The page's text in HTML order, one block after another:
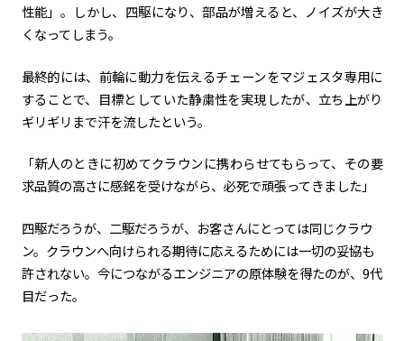
性能」。しかし、四駆になり、部品が増えると、ノイズが大き
くなってしまう。
最終的には、前輪に動力を伝えるチェーンをマジェスタ専用に
することで、目標としていた静粛性を実現したが、立ち上がり
ギリギリまで汗を流したという。
「新人のときに初めてクラウンに携わらせてもらって、その要
求品質の高さに感銘を受けながら、必死で頑張ってきました」
四駆だろうが、二駆だろうが、お客さんにとっては同じクラウ
ン。クラウンへ向けられる期待に応えるためには一切の妥協も
許されない。今につながるエンジニアの原体験を得たのが、 9代
目だった。